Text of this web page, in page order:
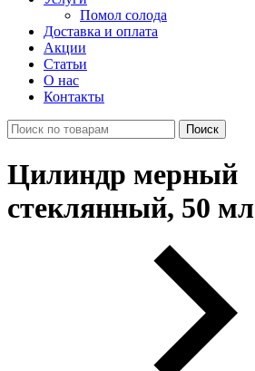
Помол солода
Доставка и оплата
Акции
Статьи
О нас
Контакты
Цилиндр мерный
стеклянный, 50 мл